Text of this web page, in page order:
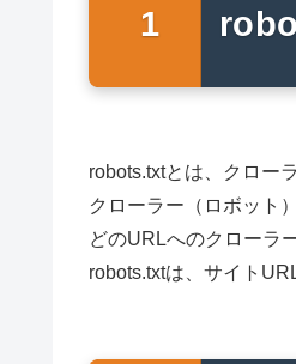
robots.txtとは、クロー
クローラー（ロボット
どのURLへのクローラ
robots.txtは、サイト